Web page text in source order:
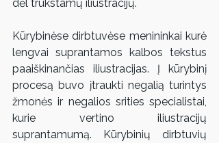
dėl trūkstamų iliustracijų.
Kūrybinėse dirbtuvėse menininkai kurė
lengvai suprantamos kalbos tekstus
paaiškinančias iliustracijas. Į kūrybinį
procesą buvo įtraukti negalią turintys
žmonės ir negalios srities specialistai,
kurie vertino iliustracijų
suprantamumą. Kūrybinių dirbtuvių